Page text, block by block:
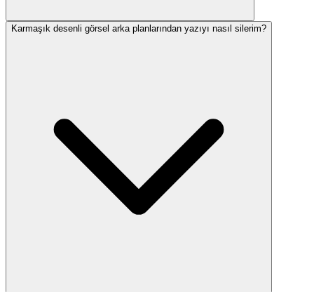
Karmaşık desenli görsel arka planlarından yazıyı nasıl silerim?